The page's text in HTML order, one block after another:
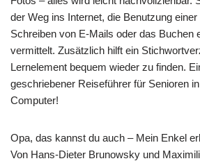
der Weg ins Internet, die Benutzung
Schreiben von E-Mails oder das Buchen
vermittelt. Zusätzlich hilft ein
Lernelement bequem wieder zu finden.
geschriebener Reiseführer für Senioren
Computer!
Opa, das kannst du auch – Mein Enkel
Von Hans-Dieter Brunowsky und